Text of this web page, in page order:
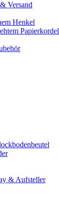
Versand
Henkel
Papierkordel
& Aufsteller